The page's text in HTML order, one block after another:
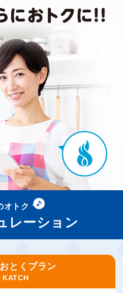
オトク
レーション
とくプラン